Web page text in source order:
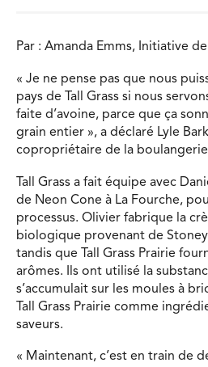
Par : Amanda Emms, Initiative
« Je ne pense pas que nous
pays de Tall Grass si nous
faite d’avoine, parce que ça
grain entier », a déclaré Lyle
copropriétaire de la boulangerie
Tall Grass a fait équipe avec
de Neon Cone à La Fourche,
processus. Olivier fabrique la
biologique provenant de
tandis que Tall Grass Prairie
arômes. Ils ont utilisé la
s’accumulait sur les moules à
Tall Grass Prairie comme
saveurs.
« Maintenant, c’est en train de